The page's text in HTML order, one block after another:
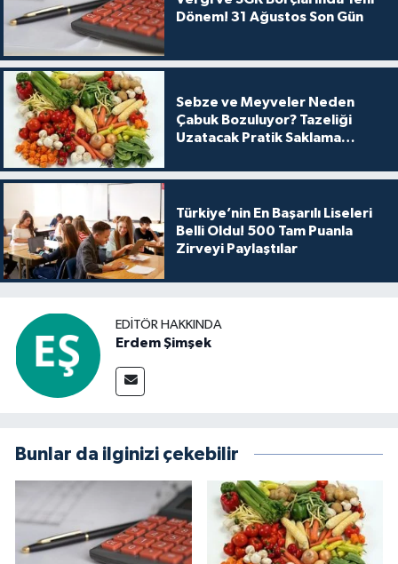
Dönem! 31 Ağustos Son Gün
Sebze ve Meyveler Neden
Çabuk Bozuluyor? Tazeliği
Uzatacak Pratik Saklama
Türkiye’nin En Başarılı Liseleri
Belli Oldu! 500 Tam Puanla
Zirveyi Paylaştılar
EDITÖR HAKKINDA
Erdem Şimşek
Bunlar da ilginizi çekebilir